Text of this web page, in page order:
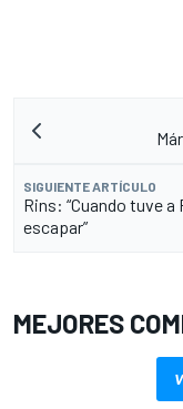
SIGUIENTE ARTÍCULO
Rins: “Cuando tuve
escapar”
MEJORES